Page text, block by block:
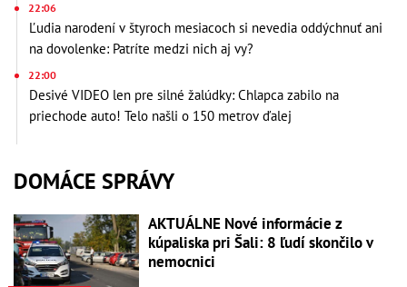
22:06
Ľudia narodení v štyroch mesiacoch si nevedia oddýchnuť ani
na dovolenke: Patríte medzi nich aj vy?
22:00
Desivé VIDEO len pre silné žalúdky: Chlapca zabilo na
priechode auto! Telo našli o 150 metrov ďalej
DOMÁCE SPRÁVY
AKTUÁLNE Nové informácie z
kúpaliska pri Šali: 8 ľudí skončilo v
nemocnici